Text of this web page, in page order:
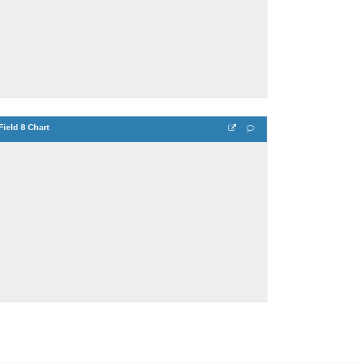
8 Chart